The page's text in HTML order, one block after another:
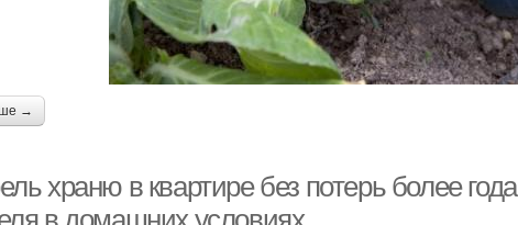
→
храню в квартире без потерь более